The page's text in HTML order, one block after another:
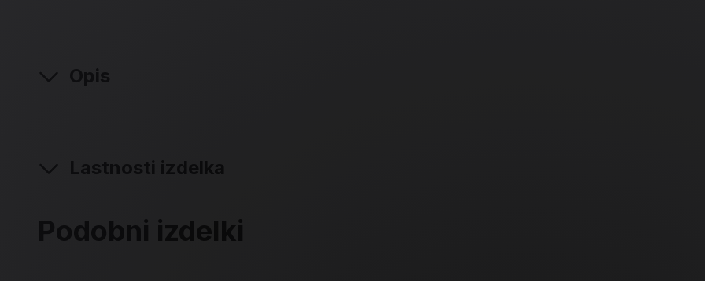
Opis
Lastnosti izdelka
Podobni izdelki